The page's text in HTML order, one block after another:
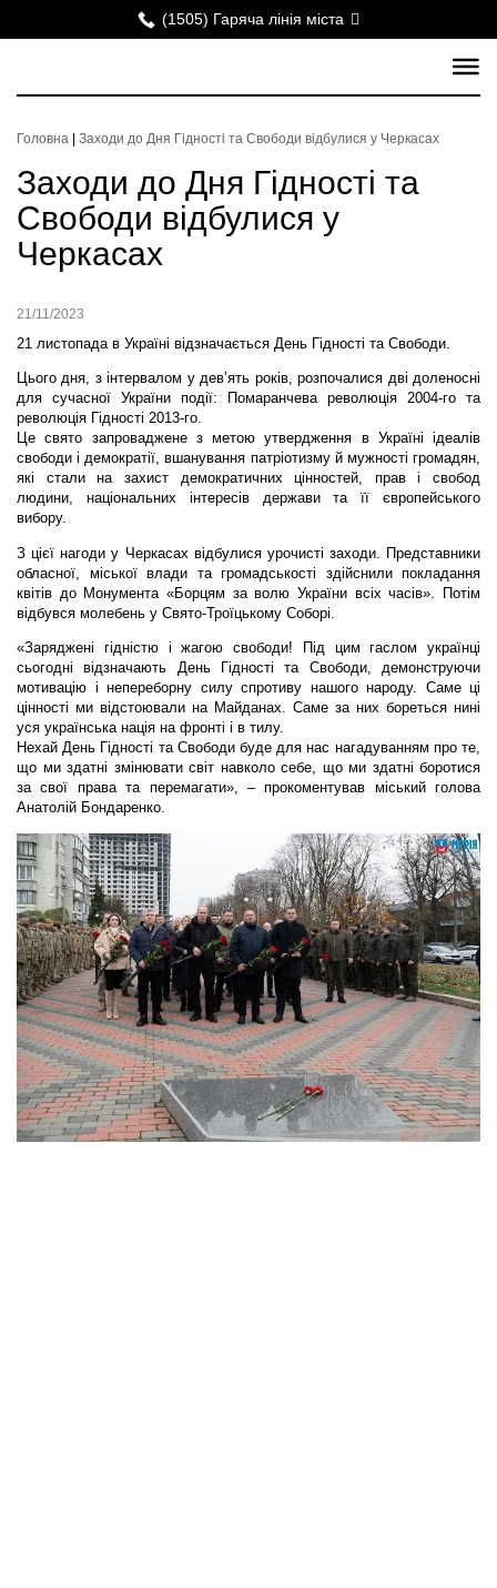
(1505) Гаряча лінія міста
Головна Заходи до Дня Гідності та Свободи відбулися у Черкасах
Заходи до Дня Гідності та
Свободи відбулися у
Черкасах
21/11/2023
21 листопада в Україні відзначається День Гідності та Свободи.
Цього дня, з інтервалом у дев’ять років, розпочалися дві доленосні
для сучасної України події: Помаранчева революція 2004-го та
революція Гідності 2013-го.
Це свято запроваджене з метою утвердження в Україні ідеалів
свободи і демократії, вшанування патріотизму й мужності громадян,
які стали на захист демократичних цінностей, прав і свобод
людини, національних інтересів держави та її європейського
вибору.
З цієї нагоди у Черкасах відбулися урочисті заходи. Представники
обласної, міської влади та громадськості здійснили покладання
квітів до Монумента «Борцям за волю України всіх часів». Потім
відбувся молебень у Свято-Троїцькому Соборі.
«Заряджені гідністю і жагою свободи! Під цим гаслом українці
сьогодні відзначають День Гідності та Свободи, демонструючи
мотивацію і непереборну силу спротиву нашого народу. Саме ці
цінності ми відстоювали на Майданах. Саме за них бореться нині
уся українська нація на фронті і в тилу.
Нехай День Гідності та Свободи буде для нас нагадуванням про те,
що ми здатні змінювати світ навколо себе, що ми здатні боротися
за свої права та перемагати», – прокоментував міський голова
Анатолій Бондаренко.